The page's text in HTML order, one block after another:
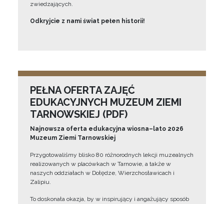
zwiedzających.
Odkryjcie z nami świat pełen historii!
PEŁNA OFERTA ZAJĘĆ
EDUKACYJNYCH MUZEUM ZIEMI
TARNOWSKIEJ (PDF)
Najnowsza oferta edukacyjna wiosna–lato 2026
Muzeum Ziemi Tarnowskiej
Przygotowaliśmy blisko 80 różnorodnych lekcji muzealnych
realizowanych w placówkach w Tarnowie, a także w
naszych oddziałach w Dołędze, Wierzchosławicach i
Zalipiu.
To doskonała okazja, by w inspirujący i angażujący sposób